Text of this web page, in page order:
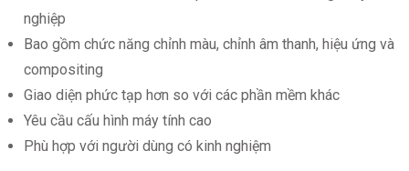
nghiệp
Bao gồm chức năng chỉnh màu, chỉnh âm thanh, hiệu ứng và
compositing
Giao diện phức tạp hơn so với các phần mềm khác
Yêu cầu cấu hình máy tính cao
Phù hợp với người dùng có kinh nghiệm